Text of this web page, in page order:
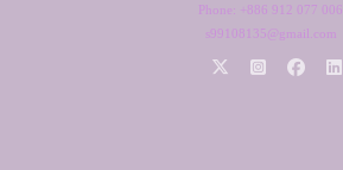
Phone: +886 912 077 006
s99108135@gmail.com